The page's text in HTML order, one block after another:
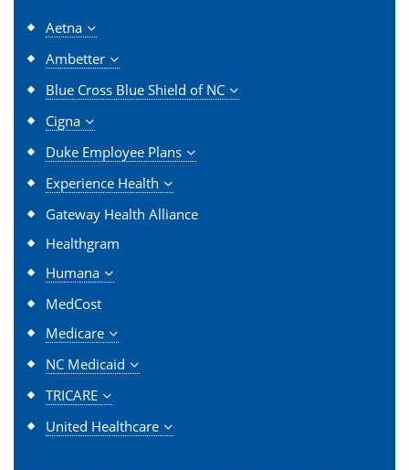
Aetna
Ambetter
Blue Cross Blue Shield of NC
Cigna
Duke Employee Plans
Experience Health
Gateway Health Alliance
Healthgram
Humana
MedCost
Medicare
NC Medicaid
TRICARE
United Healthcare